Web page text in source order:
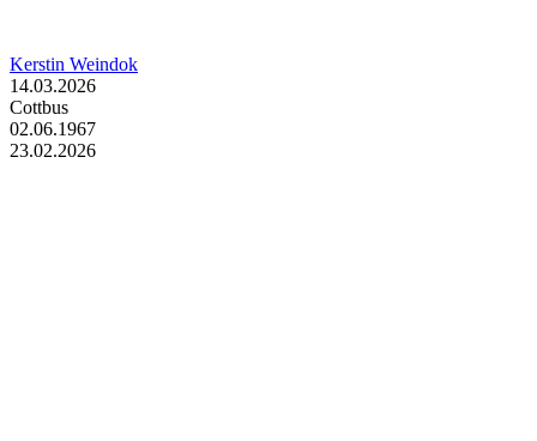
Kerstin Weindok
14.03.2026
Cottbus
02.06.1967
23.02.2026